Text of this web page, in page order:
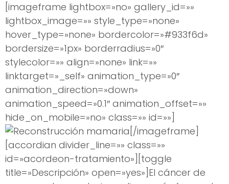
[imageframe lightbox=»no» gallery_id=»»
lightbox_image=»» style_type=»none»
hover_type=»none» bordercolor=»#933f6d»
bordersize=»1px» borderradius=»0″
stylecolor=»» align=»none» link=»»
linktarget=»_self» animation_type=»0″
animation_direction=»down»
animation_speed=»0.1″ animation_offset=»»
hide_on_mobile=»no» class=»» id=»»]
[/imageframe]
[accordian divider_line=»» class=»»
id=»acordeon-tratamiento»][toggle
title=»Descripción» open=»yes»]El cáncer de